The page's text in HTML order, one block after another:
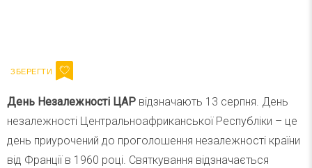
День Незалежності ЦАР відзначають 13 серпня. День
незалежності Центральноафриканської Республіки – це
день приурочений до проголошення незалежності країни
від Франції в 1960 році. Святкування відзначається